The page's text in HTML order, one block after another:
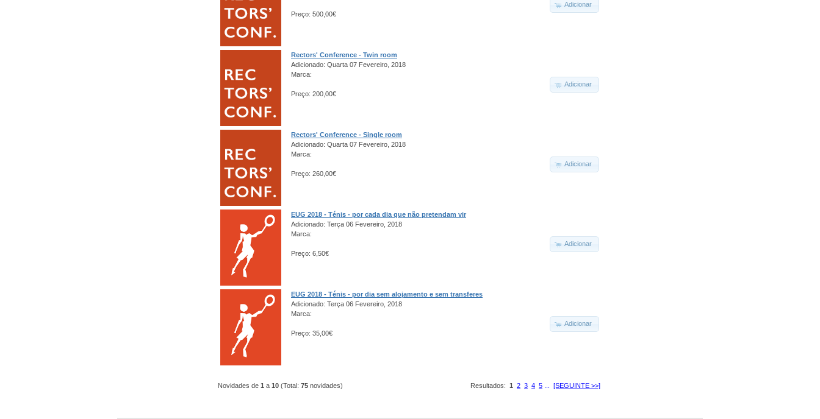
Preço: 500,00€
Adicionar
Rectors' Conference - Twin room
Adicionado: Quarta 07 Fevereiro, 2018
Marca:
Preço: 200,00€
Adicionar
Rectors' Conference - Single room
Adicionado: Quarta 07 Fevereiro, 2018
Marca:
Preço: 260,00€
Adicionar
EUG 2018 - Ténis - por cada dia que não pretendam vir
Adicionado: Terça 06 Fevereiro, 2018
Marca:
Preço: 6,50€
Adicionar
EUG 2018 - Ténis - por dia sem alojamento e sem transferes
Adicionado: Terça 06 Fevereiro, 2018
Marca:
Preço: 35,00€
Adicionar
Resultados: 1 2 3 4 5 [SEGUINTE >>]
Novidades de 1 a 10 (Total: 75 novidades)